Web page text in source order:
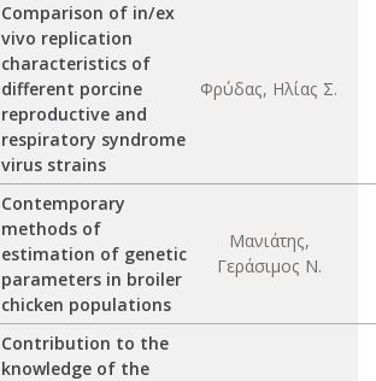
Comparison of in/ex
vivo replication
characteristics of
different porcine
reproductive and
respiratory syndrome
virus strains
Φρύδας, Ηλίας Σ.
Contemporary
methods of
estimation of genetic
parameters in broiler
chicken populations
Μανιάτης,
Γεράσιμος Ν.
Contribution to the
knowledge of the